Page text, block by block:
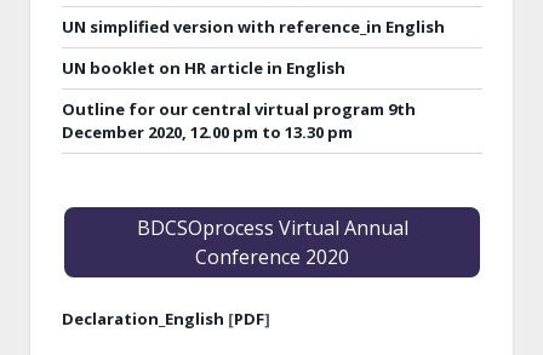
UN simplified version with reference_in English
UN booklet on HR article in English
Outline for our central virtual program 9th
December 2020, 12.00 pm to 13.30 pm
BDCSOprocess Virtual Annual
Conference 2020
Declaration_English [PDF]